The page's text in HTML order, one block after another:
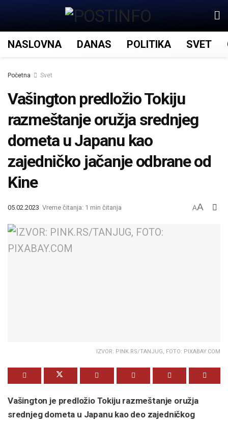
NASLOVNA DANAS POLITIKA SVET
Početna Svet
Vašington predložio Tokiju
razmeštanje oružja srednjeg
dometa u Japanu kao
zajedničko jačanje odbrane od
Kine
05.02.2023 Vreme čitanja: 1 min čitanja AA
IZVOR: PINK.RS/TANJUG, FOTO: PIXABAY.COM
Vašington je predložio Tokiju razmeštanje oružja
srednjeg dometa u Japanu kao deo zajedničkog